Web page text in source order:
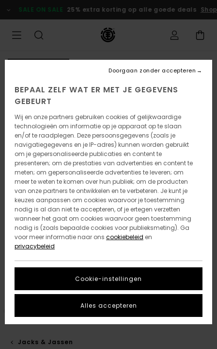
naar
Productinformatie
SALE ON SALE 25% extra korting op alle goede deals
Jacks & Jassen
BEPAAL ZELF WAT ER MET JE GEGEVENS
GEBEURT
Wij en onze partners gebruiken cookies of gelijkwaardige
technologieën om informatie op je apparaat op te slaan
en/of te raadplegen. Deze persoonsgegevens (zoals je
navigatiegegevens en je IP-adres) kunnen worden gebruikt
om je gepersonaliseerde publicaties en content te
presenteren; om de prestaties van advertenties en content te
meten; om gepersonaliseerde advertenties te leveren; om
meer te weten te komen over hun publiek; om de producten
van onze partners te ontwikkelen en te verbeteren. Je kunt je
keuzes aanpassen om cookies waarvoor je toestemming
nodig is al dan niet te accepteren, of je ertegen verzetten
wanneer het gaat om cookies waarvoor geen toestemming
nodig is (zoals bepaalde cookies voor publieksmeting). Ga
voor meer informatie naar ons cookiebeleid en
privacybeleid
Cookie-instellingen
Doorgaan zonder accepteren
Alles accepteren